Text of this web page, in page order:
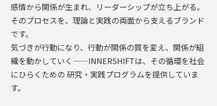
感情から関係が生まれ、リーダーシップが立ち上がる。
そのプロセスを、理論と実践の両面から支えるブランド
です。
気づきが行動になり、行動が関係の質を変え、関係が組
織を動かしていく——INNERSHIFTは、その循環を社会
にひらくための 研究・実践プログラムを提供していま
す。